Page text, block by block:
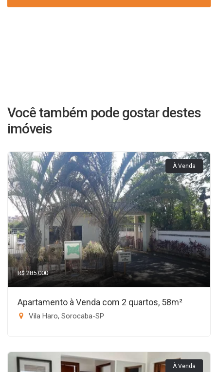
Você também pode gostar destes
imóveis
À Venda
R$ 285.000
Apartamento à Venda com 2 quartos, 58m²
Vila Haro, Sorocaba-SP
À Venda